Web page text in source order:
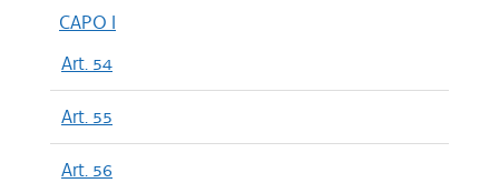
CAPO I
Art. 54
Art. 55
Art. 56